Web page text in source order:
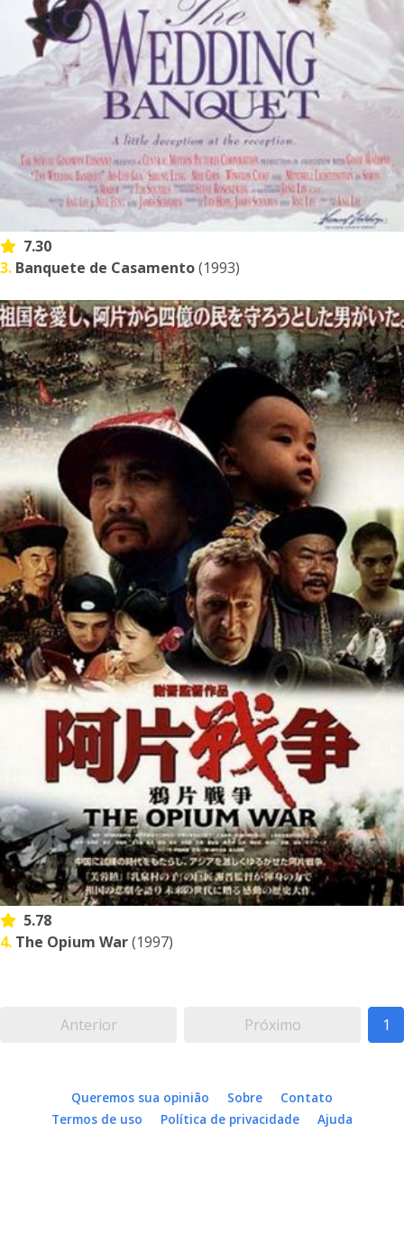
7.30
3. Banquete de Casamento(1993)
5.78
4. The Opium War(1997)
Anterior Próximo 1
Queremos sua opinião Sobre
Contato
Termos de uso
Política de privacidade Ajuda